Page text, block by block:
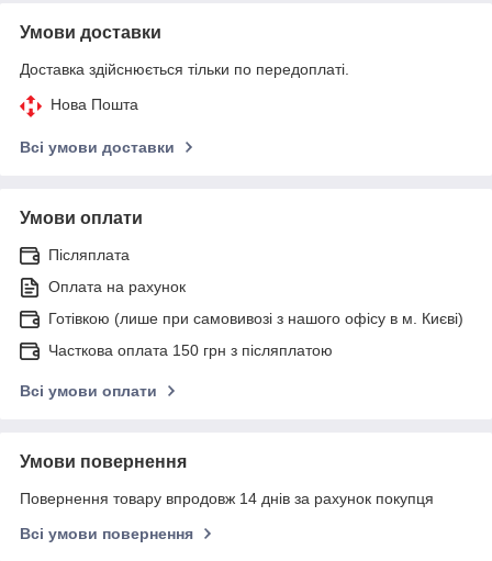
Умови доставки
Доставка здійснюється тільки по передоплаті.
Нова Пошта
Всі умови доставки
Умови оплати
Післяплата
Оплата на рахунок
Готівкою (лише при самовивозі з нашого офісу в м. Києві)
Часткова оплата 150 грн з післяплатою
Всі умови оплати
Умови повернення
Повернення товару впродовж 14 днів за рахунок покупця
Всі умови повернення